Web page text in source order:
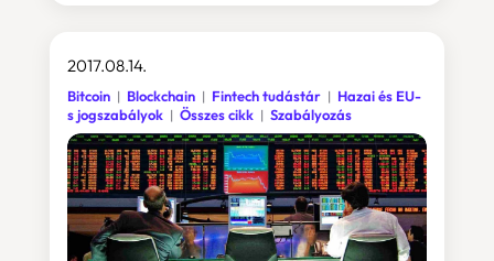
2017.08.14.
Bitcoin Blockchain Fintech tudástár
Hazai és EU-
s jogszabályok
Összes cikk Szabályozás